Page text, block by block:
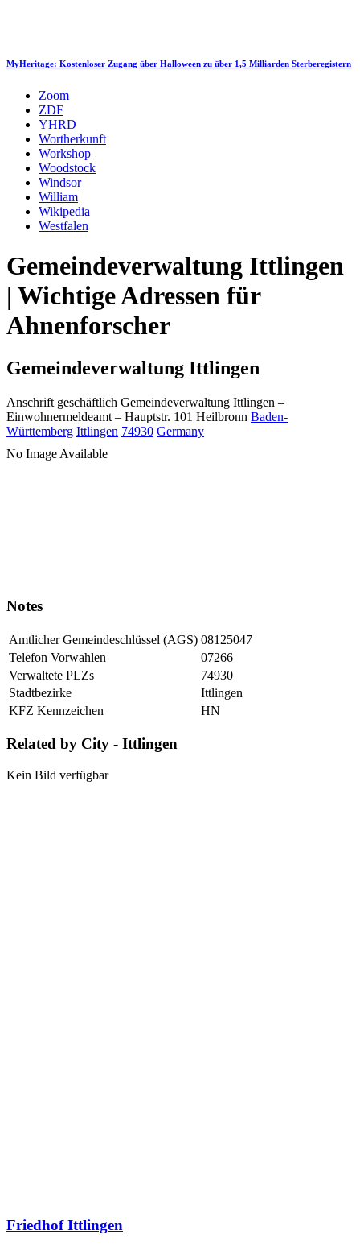
MyHeritage: Kostenloser Zugang über Halloween zu über 1,5 Milliarden Sterberegistern
Zoom
ZDF
YHRD
Wortherkunft
Workshop
Woodstock
Windsor
William
Wikipedia
Westfalen
Gemeindeverwaltung Ittlingen
| Wichtige Adressen für
Ahnenforscher
Gemeindeverwaltung Ittlingen
Anschrift geschäftlich Gemeindeverwaltung Ittlingen –
Einwohnermeldeamt – Hauptstr. 101 Heilbronn Baden-
Württemberg Ittlingen 74930 Germany
No Image Available
Notes
Amtlicher Gemeindeschlüssel (AGS) 08125047
Telefon Vorwahlen
07266
Verwaltete PLZs
74930
Stadtbezirke
Ittlingen
KFZ Kennzeichen
HN
Related by City - Ittlingen
Kein Bild verfügbar
Friedhof Ittlingen